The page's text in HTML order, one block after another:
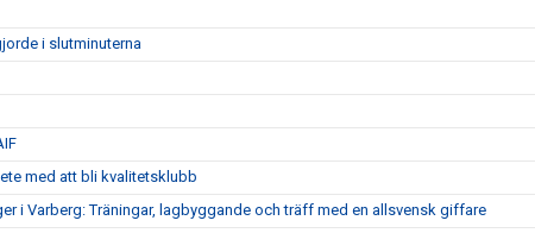
i slutminuterna
med att bli kvalitetsklubb
i Varberg: Träningar, lagbyggande och träff med en allsvensk giffare